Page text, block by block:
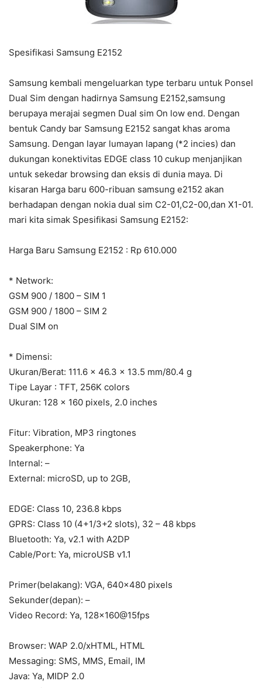
Spesifikasi Samsung E2152
Samsung kembali mengeluarkan type terbaru untuk Ponsel
Dual Sim dengan hadirnya Samsung E2152,samsung
berupaya merajai segmen Dual sim On low end. Dengan
bentuk Candy bar Samsung E2152 sangat khas aroma
Samsung. Dengan layar lumayan lapang (*2 incies) dan
dukungan konektivitas EDGE class 10 cukup menjanjikan
untuk sekedar browsing dan eksis di dunia maya. Di
kisaran Harga baru 600-ribuan samsung e2152 akan
berhadapan dengan nokia dual sim C2-01,C2-00,dan X1-01.
mari kita simak Spesifikasi Samsung E2152:
Harga Baru Samsung E2152 : Rp 610.000
* Network:
GSM 900 / 1800 – SIM 1
GSM 900 / 1800 – SIM 2
Dual SIM on
* Dimensi:
Ukuran/Berat: 111.6 x 46.3 x 13.5 mm/80.4 g
Tipe Layar : TFT, 256K colors
Ukuran: 128 x 160 pixels, 2.0 inches
Fitur: Vibration, MP3 ringtones
Speakerphone: Ya
Internal: –
External: microSD, up to 2GB,
EDGE: Class 10, 236.8 kbps
GPRS: Class 10 (4+1/3+2 slots), 32 – 48 kbps
Bluetooth: Ya, v2.1 with A2DP
Cable/Port: Ya, microUSB v1.1
Primer(belakang): VGA, 640×480 pixels
Sekunder(depan): –
Video Record: Ya, 128×160@15fps
Browser: WAP 2.0/xHTML, HTML
Messaging: SMS, MMS, Email, IM
Java: Ya, MIDP 2.0